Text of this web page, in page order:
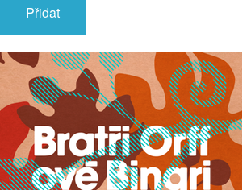
Přidat